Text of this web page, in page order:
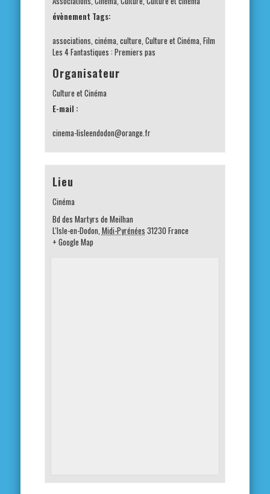
évènement Tags:
associations cinéma culture Culture et Cinéma Film
Les 4 Fantastiques : Premiers pas
Organisateur
Culture et Cinéma
E-mail :
cinema-lisleendodon@orange.fr
Lieu
Cinéma
Bd des Martyrs de Meilhan
L'Isle-en-Dodon Midi-Pyrénées 31230 France
+ Google Map